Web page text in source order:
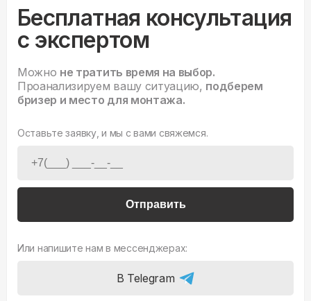
Бесплатная консультация
с экспертом
Можно не тратить время на выбор.
Проанализируем вашу ситуацию, подберем
бризер и место для монтажа.
Оставьте заявку, и мы с вами свяжемся.
Отправить
Или напишите нам в мессенджерах:
В Telegram